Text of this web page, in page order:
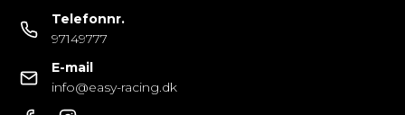
Telefonnr.
97149777
E-mail
info@easy-racing.dk